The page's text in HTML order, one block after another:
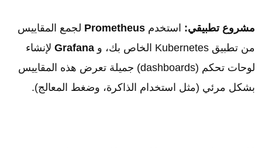
مشروع تطبيقي: استخدم Prometheus لجمع المقاييس
من تطبيق Kubernetes الخاص بك، و
Grafana لإنشاء
لوحات تحكم (dashboards) جميلة تعرض هذه المقاييس
بشكل مرئي (مثل استخدام الذاكرة، وضغط المعالج).